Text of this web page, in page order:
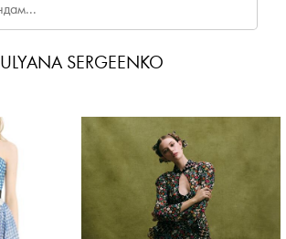
ULYANA SERGEENKO